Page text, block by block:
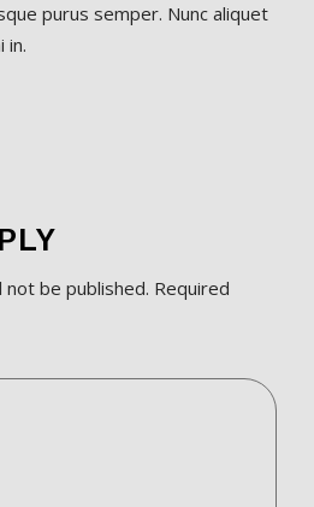
purus semper. Nunc aliquet
in.
not be published. Required